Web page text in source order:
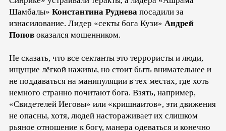
Шамбалы» Константина Руднева посадили за
изнасилование. Лидер «секты бога Кузи» Андрей
Попов оказался мошенником.
Не сказать, что все сектанты это террористы и люди,
ищущие лёгкой наживы, но стоит быть внимательнее и
не поддаваться на манипуляции в тех местах, где хоть
немного странно почитают бога. Взять, например,
«Свидетелей Иеговы» или «кришнаитов», эти движения
не опасны, хотя, людей настораживает их слишком
рьяное отношение к богу, манера одеваться и конечно